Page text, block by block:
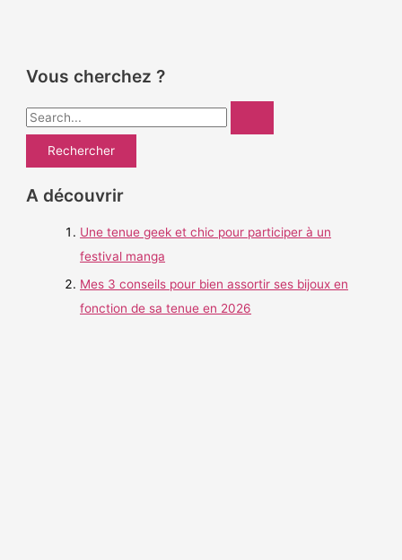
Vous cherchez ?
R
e
A découvrir
Une tenue geek et chic pour participer à un
festival manga
Mes 3 conseils pour bien assortir ses bijoux en
fonction de sa tenue en 2026